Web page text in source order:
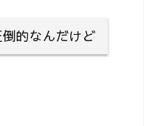
的なんだけど